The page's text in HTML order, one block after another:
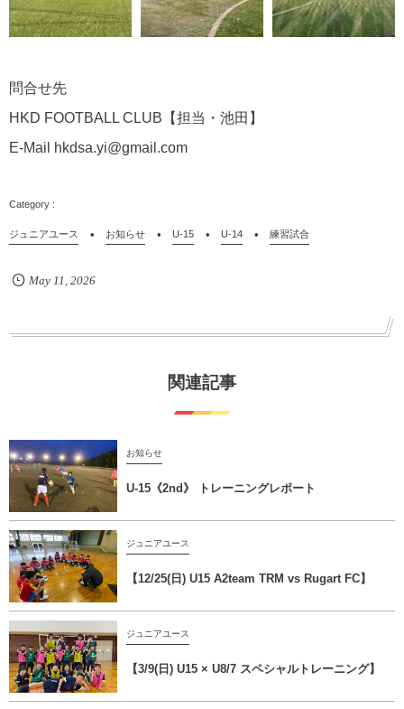
問合せ先
HKD FOOTBALL CLUB【担当・池田】
E-Mail hkdsa.yi@gmail.com
ジュニアユース お知らせ U-15 U-14 練習試合
May 11 2026
関連記事
お知らせ
U-15《2nd》 トレーニングレポート
ジュニアユース
【12/25(日) U15 A2team TRM vs Rugart FC】
ジュニアユース
【3/9(日) U15 × U8/7 スペシャルトレーニング】